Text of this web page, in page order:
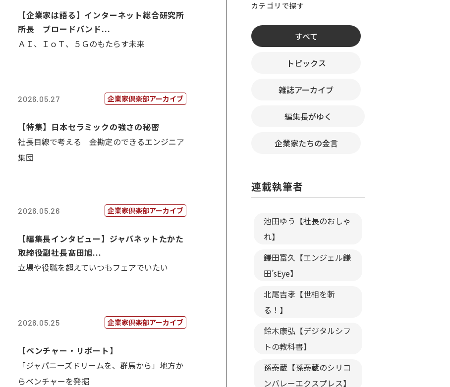
【企業家は語る】インターネット総合研究所
所長 ブロードバンド...
ＡＩ、ＩｏＴ、５Ｇのもたらす未来
2026.05.27 企業家倶楽部アーカイブ
【特集】日本セラミックの強さの秘密
社長目線で考える 金勘定のできるエンジニア
集団
2026.05.26 企業家倶楽部アーカイブ
【編集長インタビュー】ジャパネットたかた
取締役副社長髙田旭...
立場や役職を超えていつもフェアでいたい
2026.05.25 企業家倶楽部アーカイブ
【ベンチャー・リポート】
「ジャパニーズドリームを、群馬から」地方か
らベンチャーを発掘
カテゴリで探す
すべて
トピックス
雑誌アーカイブ
編集長がゆく
企業家たちの金言
連載執筆者
池田ゆう【社長のおしゃ
れ】
鎌田富久【エンジェル鎌
田’sEye】
北尾吉孝【世相を斬
る！】
鈴木康弘【デジタルシフ
トの教科書】
孫泰蔵【孫泰蔵のシリコ
ンバレーエクスプレス】